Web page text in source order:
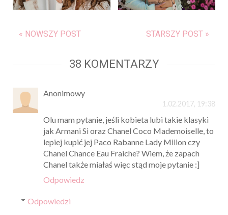
« NOWSZY POST STARSZY POST »
38 KOMENTARZY
Anonimowy
1.02.2017, 19:38
Olu mam pytanie, jeśli kobieta lubi takie klasyki
jak Armani Si oraz Chanel Coco Mademoiselle, to
lepiej kupić jej Paco Rabanne Lady Milion czy
Chanel Chance Eau Fraiche? Wiem, że zapach
Chanel także miałaś więc stąd moje pytanie :]
Odpowiedz
Odpowiedzi